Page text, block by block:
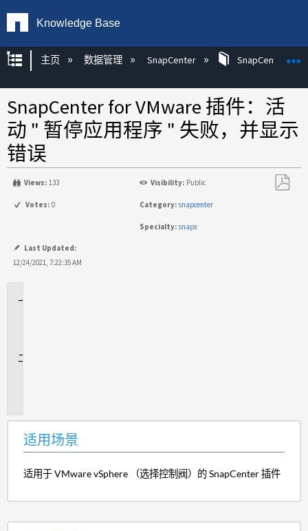
Knowledge Base
扩展/隐缩全局层次
主页 数据管理 SnapCenter SnapCenter知
SnapCenter for VMware 插件：活
动 " 暂停应用程序 " 失败，并显示
错误
Views: 133 Visibility: Public
Votes: 0 Category: snapcenter
Specialty: snapx
Last Updated:
12/24/2021, 7:22:35 AM
适用场景
适用于 VMware vSphere （选择控制阀）的 SnapCenter 插件